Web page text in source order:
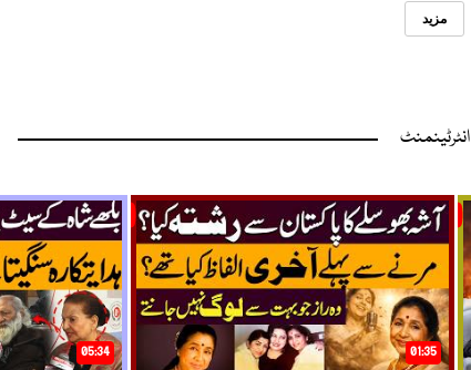
مزید
انٹرٹینمنٹ
01:35
05:34